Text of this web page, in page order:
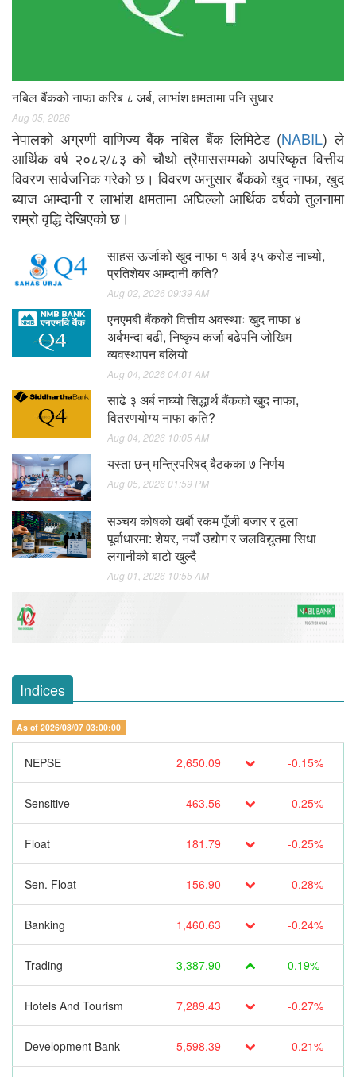
नबिल बैंकको नाफा करिब ८ अर्ब, लाभांश क्षमतामा पनि सुधार
Aug 05, 2026
नेपालको अग्रणी वाणिज्य बैंक नबिल बैंक लिमिटेड (NABIL) ले
आर्थिक वर्ष २०८२/८३ को चौथो त्रैमाससम्मको अपरिष्कृत वित्तीय
विवरण सार्वजनिक गरेको छ। विवरण अनुसार बैंकको खुद नाफा, खुद
ब्याज आम्दानी र लाभांश क्षमतामा अघिल्लो आर्थिक वर्षको तुलनामा
राम्रो वृद्धि देखिएको छ।
साहस ऊर्जाको खुद नाफा १ अर्ब ३५ करोड नाघ्यो,
प्रतिशेयर आम्दानी कति?
Aug 02, 2026 09:39 AM
एनएमबी बैंकको वित्तीय अवस्थाः खुद नाफा ४
अर्बभन्दा बढी, निष्कृय कर्जा बढेपनि जोखिम
व्यवस्थापन बलियो
Aug 04, 2026 04:01 AM
साढे ३ अर्ब नाघ्यो सिद्धार्थ बैंकको खुद नाफा,
वितरणयोग्य नाफा कति?
Aug 04, 2026 10:05 AM
यस्ता छन् मन्त्रिपरिषद् बैठकका ७ निर्णय
Aug 05, 2026 01:59 PM
सञ्चय कोषको खर्बौ रकम पूँजी बजार र ठूला
पूर्वाधारमा: शेयर, नयाँ उद्योग र जलविद्युतमा सिधा
लगानीको बाटो खुल्दै
Aug 01, 2026 10:55 AM
Indices
As of 2026/08/07 03:00:00
NEPSE 2,650.09 -0.15%
Sensitive 463.56 -0.25%
Float 181.79 -0.25%
Sen. Float 156.90 -0.28%
Banking 1,460.63 -0.24%
Trading 3,387.90 0.19%
Hotels And Tourism 7,289.43 -0.27%
Development Bank 5,598.39 -0.21%